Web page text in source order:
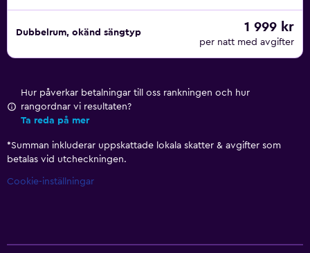
Dubbelrum, okänd sängtyp 1 999 kr
per natt med avgifter
Hur påverkar betalningar till oss rankningen och hur
rangordnar vi resultaten?
Ta reda på mer
*Summan inkluderar uppskattade lokala skatter & avgifter som
betalas vid utcheckningen.
Cookie-inställningar